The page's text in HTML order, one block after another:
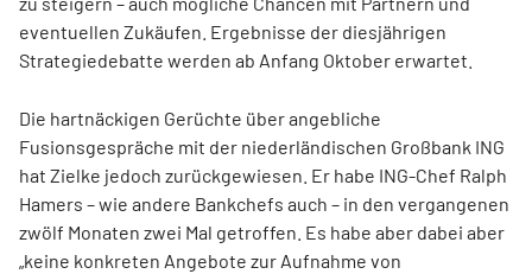
eventuellen Zukäufen. Ergebnisse der diesjährigen
Strategiedebatte werden ab Anfang Oktober erwartet.
Die hartnäckigen Gerüchte über angebliche
Fusionsgespräche mit der niederländischen Großbank ING
hat Zielke jedoch zurückgewiesen. Er habe ING-Chef Ralph
Hamers – wie andere Bankchefs auch – in den vergangenen
zwölf Monaten zwei Mal getroffen. Es habe aber dabei aber
„keine konkreten Angebote zur Aufnahme von